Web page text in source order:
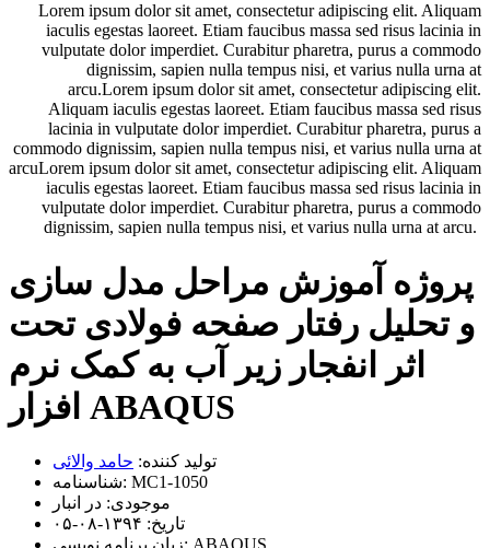
Lorem ipsum dolor sit amet, consectetur adipiscing elit. Aliquam
iaculis egestas laoreet. Etiam faucibus massa sed risus lacinia in
vulputate dolor imperdiet. Curabitur pharetra, purus a commodo
dignissim, sapien nulla tempus nisi, et varius nulla urna at
arcu.Lorem ipsum dolor sit amet, consectetur adipiscing elit.
Aliquam iaculis egestas laoreet. Etiam faucibus massa sed risus
lacinia in vulputate dolor imperdiet. Curabitur pharetra, purus a
commodo dignissim, sapien nulla tempus nisi, et varius nulla urna at
arcuLorem ipsum dolor sit amet, consectetur adipiscing elit. Aliquam
iaculis egestas laoreet. Etiam faucibus massa sed risus lacinia in
vulputate dolor imperdiet. Curabitur pharetra, purus a commodo
dignissim, sapien nulla tempus nisi, et varius nulla urna at arcu.
پروژه آموزش مراحل مدل سازی
و تحلیل رفتار صفحه فولادی تحت
اثر انفجار زیر آب به کمک نرم
افزار ABAQUS
تولید کننده: حامد والائی
شناسنامه: MC1-1050
موجودی: در انبار
تاریخ: ۱۳۹۴-۰۸-۰۵
زبان برنامه نویسی: ABAQUS